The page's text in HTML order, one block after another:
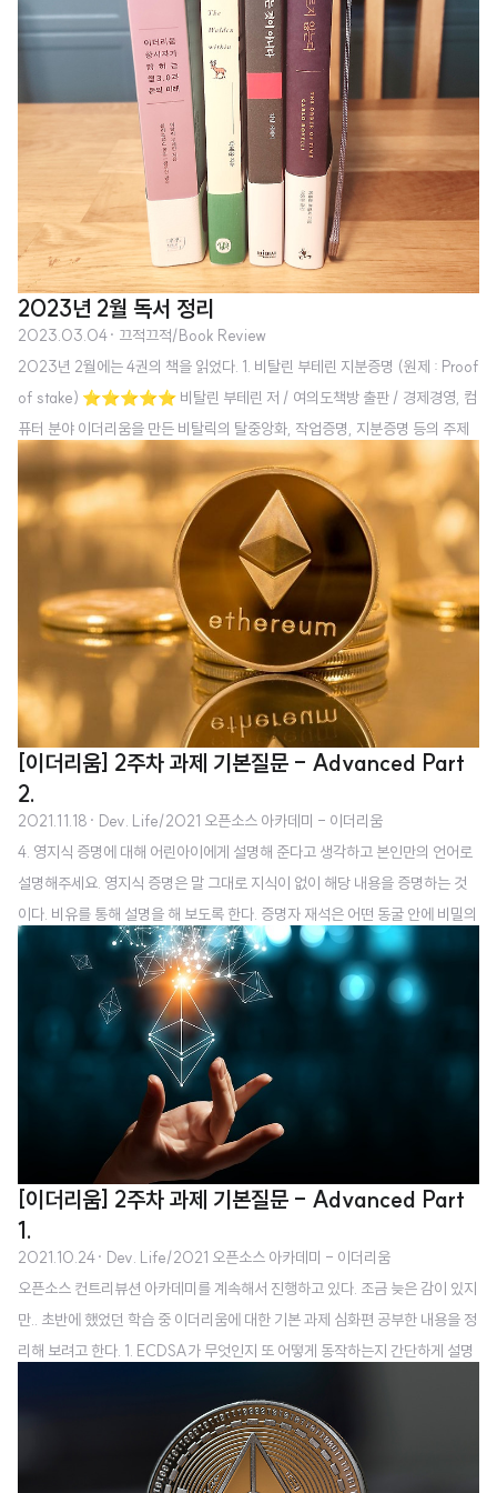
2023년 2월 독서 정리
2023.03.04· 끄적끄적/Book Review
2023년 2월에는 4권의 책을 읽었다. 1. 비탈린 부테린 지분증명 (원제 : Proof
of stake) ⭐⭐⭐⭐⭐ 비탈린 부테린 저 / 여의도책방 출판 / 경제경영, 컴
퓨터 분야 이더리움을 만든 비탈릭의 탈중앙화, 작업증명, 지분증명 등의 주제
에 대한 이야기. 예전부터 블록체인에 관심이 많았고, 기술도 좋지만 왜 만들었
고 어떤 문제를 해결하고 싶어하는지에 대해서 궁금했는데 그 질문에 대한 너무
어렵지도 너무 쉽지도 않은 블록체인, 이더리움의 교과서 같은 책. 이처럼 필요
한 공공재에 더 많은 모금을 할 수 있도록 거기에 맞는 더 나은 사회적 기술을 만
들어야 한다. 그리고 이는 일회성으로 끝나는 착한 누군가의 이타주의적 행동이
아니라 생태 경제학의 시스템 일부로 디자인되어야 한다. p292 2. 도시인..
[이더리움] 2주차 과제 기본질문 - Advanced Part
2.
2021.11.18 · Dev. Life/2021 오픈소스 아카데미 - 이더리움
4. 영지식 증명에 대해 어린아이에게 설명해 준다고 생각하고 본인만의 언어로
설명해주세요. 영지식 증명은 말 그대로 지식이 없이 해당 내용을 증명하는 것
이다. 비유를 통해 설명을 해 보도록 한다. 증명자 재석은 어떤 동굴 안에 비밀의
문을 열 수 있는 열쇠를 가지고 있다. 동굴은 다음과 같은 고리 모양으로 되어 있
으며 가운데 비밀의 문이 있다. 입구에서는 비밀의 문이 보이지 않는다. 검증자
명수는 키를 가지고 있을 수도 있고, 아닐 수도 있다. 명수가 키를 가지고 있는지
여부를 재석은 알아내야 하지만 명수는 그 사실을 알려주지 않는다. 이러한 상
황 속에서 명수가 아무런 정보도 주지 않고 키를 가지고 있는지 재석이 증명하
려면 다음과 같이 해볼 수가 있다. 먼저 명수가 A 또는 B 문으로 들어간다. 재석
[이더리움] 2주차 과제 기본질문 - Advanced Part
1.
2021.10.24· Dev. Life/2021 오픈소스 아카데미 - 이더리움
오픈소스 컨트리뷰션 아카데미를 계속해서 진행하고 있다. 조금 늦은 감이 있지
만.. 초반에 했었던 학습 중 이더리움에 대한 기본 과제 심화편 공부한 내용을 정
리해 보려고 한다. 1. ECDSA가 무엇인지 또 어떻게 동작하는지 간단하게 설명
iture Algorithm)은 타원곡선암호를 전자서명에 접목시킨 알고리즘이다. 일반
적인 인증 시스템에서 보안 키의 보호가 점점 어려워짐에 따라 보완하기 위해
만들어졌으며 이 방식에서는 발신자에 의한 서명 시 사용되는 개인 키와 수신자